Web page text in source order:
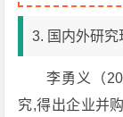
3. 国内外研究
李勇义（
究,得出企业并